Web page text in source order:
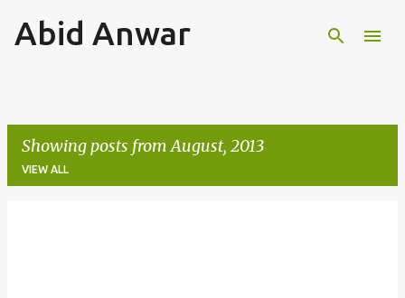
Abid Anwar
Showing posts from August, 2013
VIEW ALL